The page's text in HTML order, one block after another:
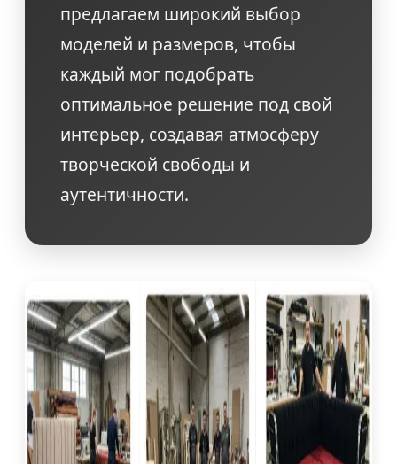
предлагаем широкий выбор
моделей и размеров, чтобы
каждый мог подобрать
оптимальное решение под свой
интерьер, создавая атмосферу
творческой свободы и
аутентичности.